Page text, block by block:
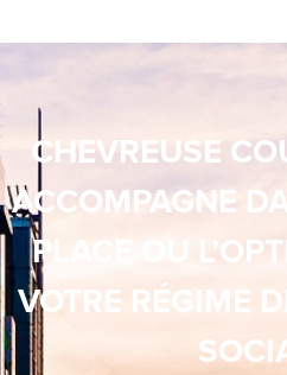
CHEVREUSE
ACCOMPAGNE
PLACE OU
VOTRE RÉGIME